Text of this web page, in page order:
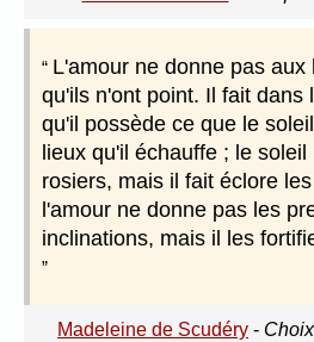
L'amour ne donne pas
qu'ils n'ont point. Il fait dans
qu'il possède ce que le
lieux qu'il échauffe ; le
rosiers, mais il fait éclore
l'amour ne donne pas les
inclinations, mais il les
Madeleine de Scudéry -